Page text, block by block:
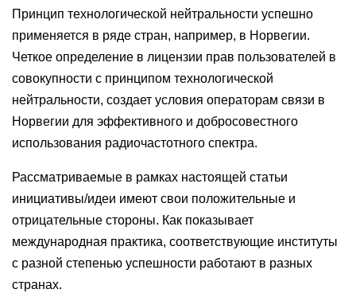
Принцип технологической нейтральности успешно
применяется в ряде стран, например, в Норвегии.
Четкое определение в лицензии прав пользователей в
совокупности с принципом технологической
нейтральности, создает условия операторам связи в
Норвегии для эффективного и добросовестного
использования радиочастотного спектра.
Рассматриваемые в рамках настоящей статьи
инициативы/идеи имеют свои положительные и
отрицательные стороны. Как показывает
международная практика, соответствующие институты
с разной степенью успешности работают в разных
странах.